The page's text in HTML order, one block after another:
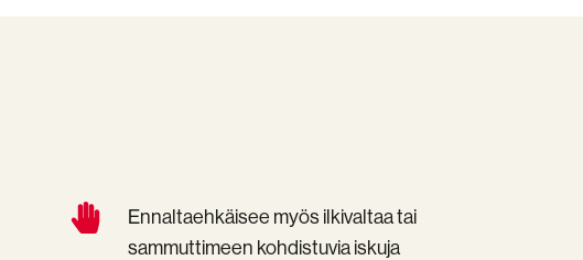
Ennaltaehkäisee myös ilkivaltaa tai
sammuttimeen kohdistuvia iskuja
Ennaltaehkäisee
myös